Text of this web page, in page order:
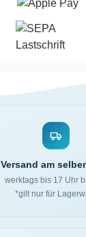
Versand am
werktags bis 17 Uhr
*gilt nur für